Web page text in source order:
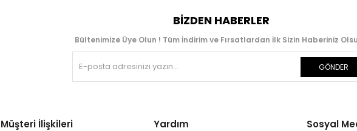
BIZDEN HABERLER
Bültenimize Üye Olun ! Tüm İndirim ve Fırsatlardan İlk Sizin Haberiniz
GÖNDER
Müşteri İlişkileri Yardım Sosyal